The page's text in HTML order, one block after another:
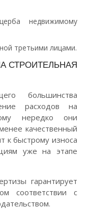
недвижимому
третьими лицами.
СТРОИТЕЛЬНАЯ
большинства
расходов на
нередко они
качественный
к быстрому износа
уже на этапе
гарантирует
соответствии с